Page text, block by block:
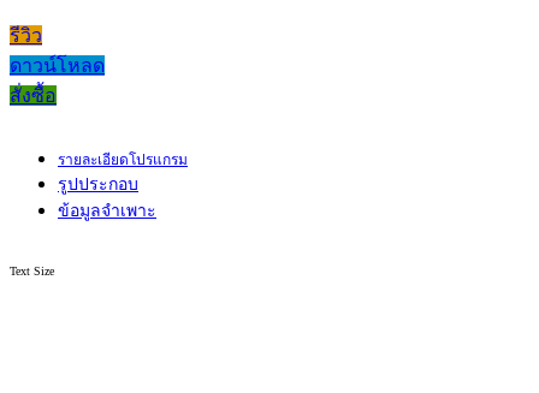
รีวิว
ดาวน์โหลด
สั่งซื้อ
รายละเอียดโปรแกรม
รูปประกอบ
ข้อมูลจำเพาะ
Text Size